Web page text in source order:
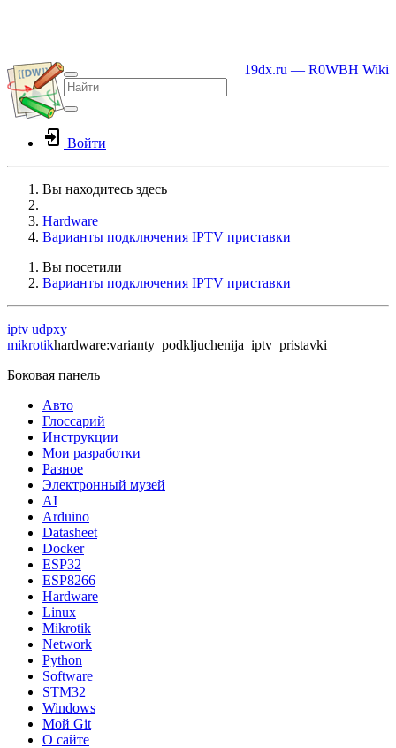
19dx.ru — R0WBH Wiki
Войти
Вы находитесь здесь
Hardware
Варианты подключения IPTV приставки
Вы посетили
Варианты подключения IPTV приставки
iptv udpxy
mikrotikhardware:varianty_podkljuchenija_iptv_pristavki
Боковая панель
Авто
Глоссарий
Инструкции
Мои разработки
Разное
Электронный музей
AI
Arduino
Datasheet
Docker
ESP32
ESP8266
Hardware
Linux
Mikrotik
Network
Python
Software
STM32
Windows
Мой Git
О сайте